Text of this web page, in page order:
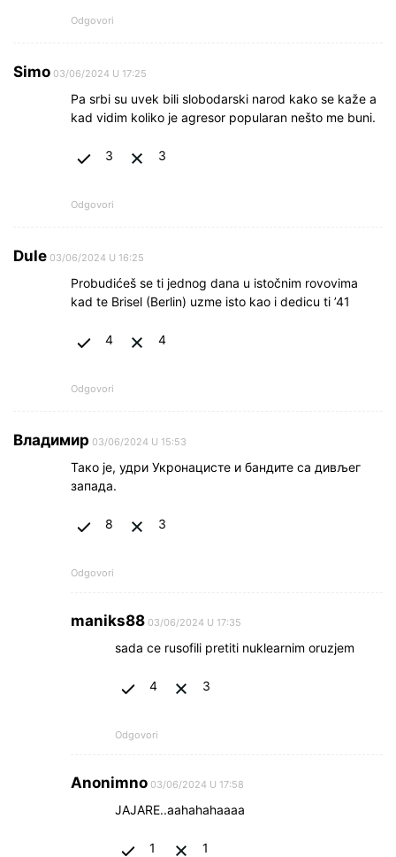
Odgovori
Simo 03/06/2024 U 17:25
Pa srbi su uvek bili slobodarski narod kako se kaže a
kad vidim koliko je agresor popularan nešto me buni.
3 3
Odgovori
Dule 03/06/2024 U 16:25
Probudićeš se ti jednog dana u istočnim rovovima
kad te Brisel (Berlin) uzme isto kao i dedicu ti ’41
4 4
Odgovori
Владимир 03/06/2024 U 15:53
Тако је, удри Укронацисте и бандите са дивљег
запада.
8 3
Odgovori
maniks88 03/06/2024 U 17:35
sada ce rusofili pretiti nuklearnim oruzjem
4 3
Odgovori
Anonimno 03/06/2024 U 17:58
JAJARE..aahahahaaaa
1 1